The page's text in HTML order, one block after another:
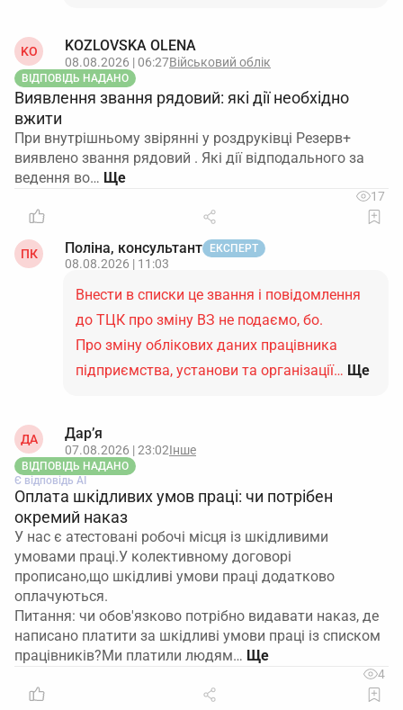
KO KOZLOVSKA OLENA
08.08.2026 | 06:27Військовий облік
ВІДПОВІДЬ НАДАНО
Виявлення звання рядовий: які дії необхідно
вжити
При внутрішньому звірянні у роздруківці Резерв+
виявлено звання рядовий . Які дії відподального за
ведення во…
17
ПК Поліна, консультант ЕКСПЕРТ
08.08.2026 | 11:03
Внести в списки це звання і повідомлення
до ТЦК про зміну ВЗ не подаємо, бо.
Про зміну облікових даних працівника
підприємства, установи та організації… Ще
ДА Дар’я
07.08.2026 | 23:02Інше
ВІДПОВІДЬ НАДАНО
Є відповідь АІ
Оплата шкідливих умов праці: чи потрібен
окремий наказ
У нас є атестовані робочі місця із шкідливими
умовами праці.У колективному договорі
прописано,що шкідливі умови праці додатково
оплачуються.
Питання: чи обов'язково потрібно видавати наказ, де
написано платити за шкідливі умови праці із списком
працівників?Ми платили людям…
4